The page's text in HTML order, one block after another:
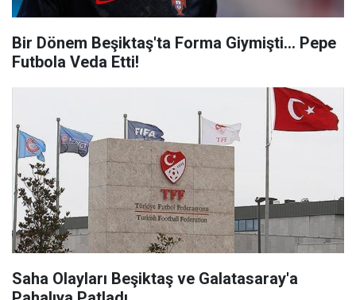
Bir Dönem Beşiktaş'ta Forma Giymişti... Pepe
Futbola Veda Etti!
Saha Olayları Beşiktaş ve Galatasaray'a